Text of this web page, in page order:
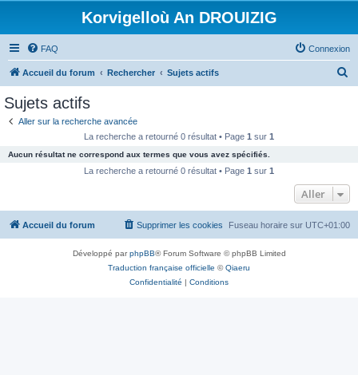
Korvigelloù An DROUIZIG
FAQ Connexion
Accueil du forum Rechercher Sujets actifs
c
e
Sujets actifs
Aller sur la recherche avancée
La recherche a retourné 0 résultat • Page 1 sur 1
Aucun résultat ne correspond aux termes que vous avez spécifiés.
La recherche a retourné 0 résultat • Page 1 sur 1
Aller
Accueil du forum Fuseau horaire sur UTC+01:00
Supprimer les cookies
Développé parphpBB® Forum Software © phpBB Limited
Traduction française officielle ©Qiaeru
Confidentialité | Conditions